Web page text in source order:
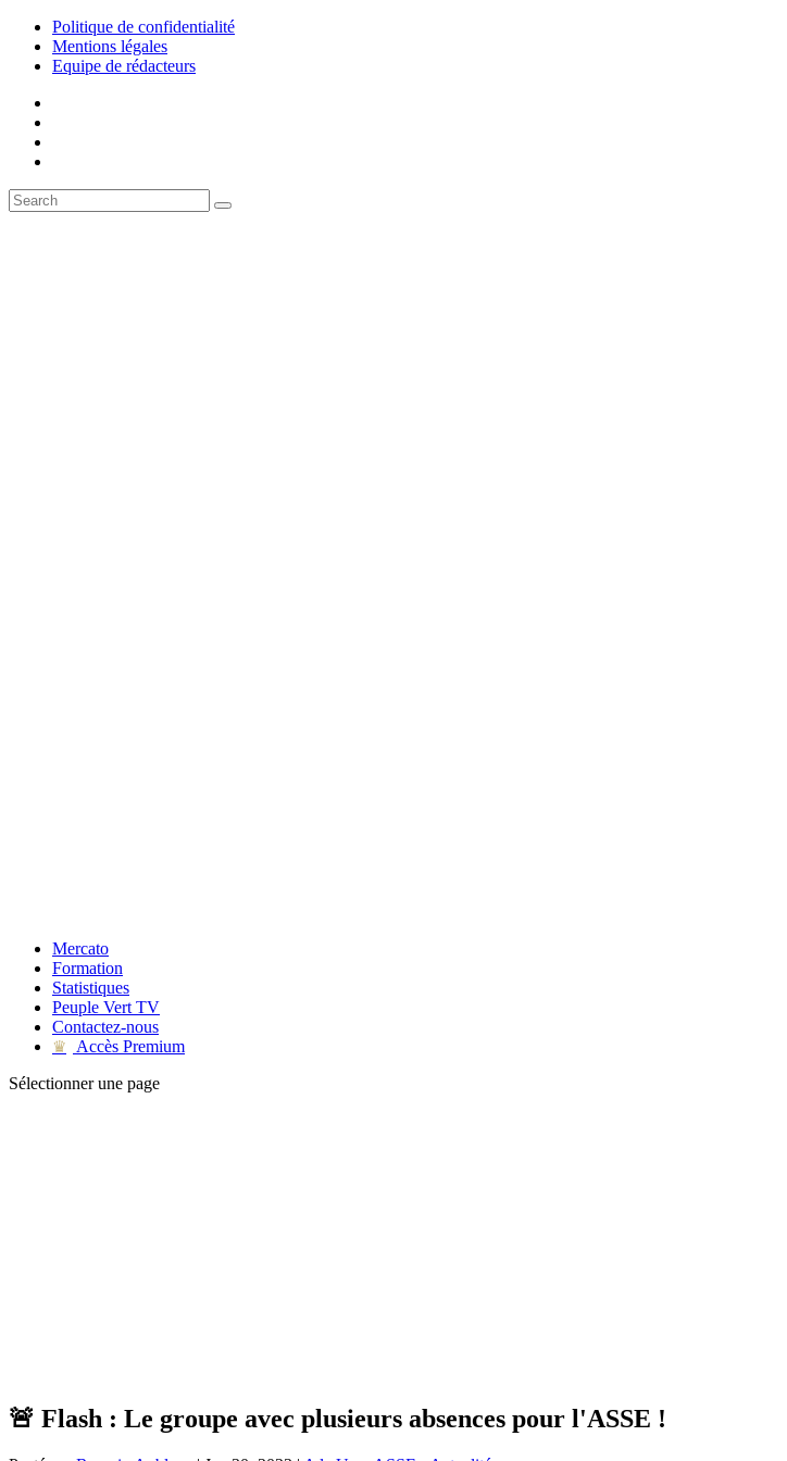
Politique de confidentialité
Mentions légales
Equipe de rédacteurs
Mercato
Formation
Statistiques
Peuple Vert TV
Contactez-nous
♛
Accès Premium
Sélectionner une page
🚨 Flash : Le groupe avec plusieurs absences pour l'ASSE !